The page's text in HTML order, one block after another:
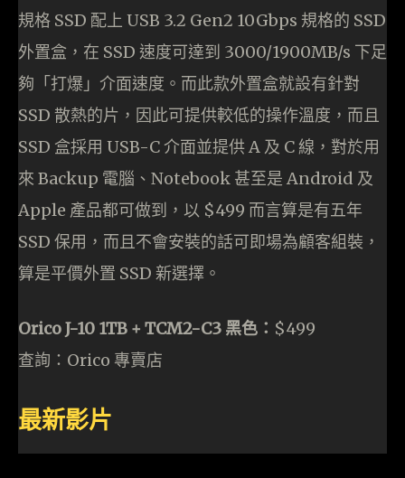
規格 SSD 配上 USB 3.2 Gen2 10Gbps 規格的 SSD
外置盒，在 SSD 速度可達到 3000/1900MB/s 下足
夠「打爆」介面速度。而此款外置盒就設有針對
SSD 散熱的片，因此可提供較低的操作溫度，而且
SSD 盒採用 USB-C 介面並提供 A 及 C 線，對於用
來 Backup 電腦、Notebook 甚至是 Android 及
Apple 產品都可做到，以 $499 而言算是有五年
SSD 保用，而且不會安裝的話可即場為顧客組裝，
算是平價外置 SSD 新選擇。
Orico J-10 1TB + TCM2-C3 黑色： $499
查詢：Orico 專賣店
最新影片